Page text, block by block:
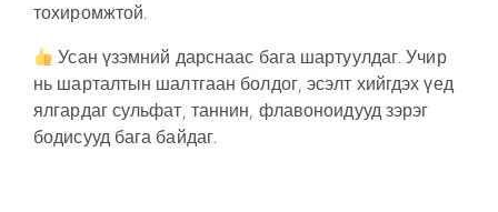
тохиромжтой.
Усан үзэмний дарснаас бага шартуулдаг. Учир
нь шарталтын шалтгаан болдог, эсэлт хийгдэх үед
ялгардаг сульфат, таннин, флавоноидууд зэрэг
бодисууд бага байдаг.